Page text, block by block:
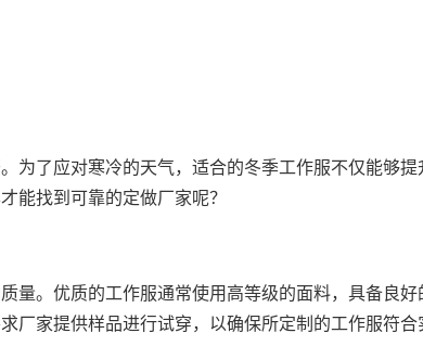
为了应对寒冷的天气，适合的冬季工作服不仅能够
能找到可靠的定做厂家呢？
量。优质的工作服通常使用高等级的面料，具备良
家提供样品进行试穿，以确保所定制的工作服符合